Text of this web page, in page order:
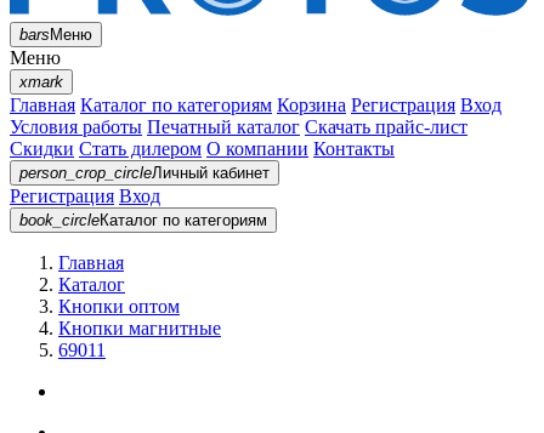
barsМеню
Меню
xmark
Главная Каталог по категориям Корзина Регистрация Вход
Условия работы Печатный каталог Скачать прайс-лист
Скидки Стать дилером О компании Контакты
person_crop_circleЛичный кабинет
Регистрация Вход
book_circleКаталог по категориям
Главная
Каталог
Кнопки оптом
Кнопки магнитные
69011